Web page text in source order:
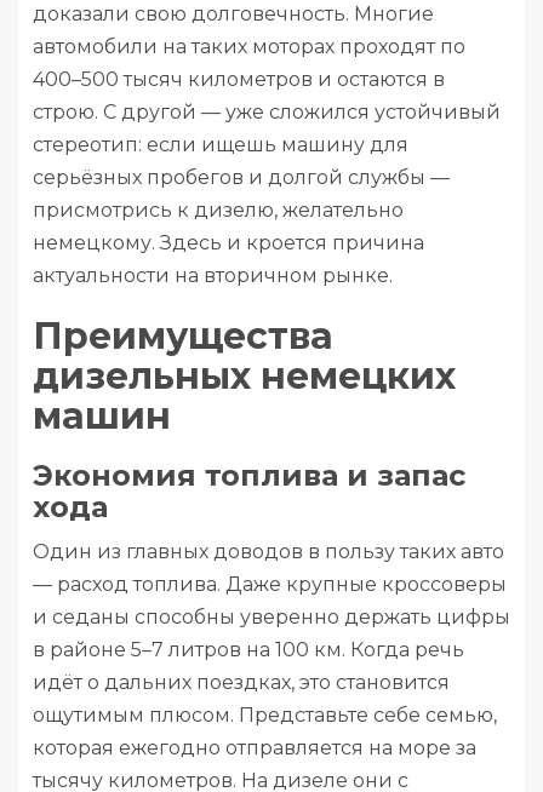
доказали свою долговечность. Многие
автомобили на таких моторах проходят по
400–500 тысяч километров и остаются в
строю. С другой — уже сложился устойчивый
стереотип: если ищешь машину для
серьёзных пробегов и долгой службы —
присмотрись к дизелю, желательно
немецкому. Здесь и кроется причина
актуальности на вторичном рынке.
Преимущества
дизельных немецких
машин
Экономия топлива и запас
хода
Один из главных доводов в пользу таких авто
— расход топлива. Даже крупные кроссоверы
и седаны способны уверенно держать цифры
в районе 5–7 литров на 100 км. Когда речь
идёт о дальних поездках, это становится
ощутимым плюсом. Представьте себе семью,
которая ежегодно отправляется на море за
тысячу километров. На дизеле они с